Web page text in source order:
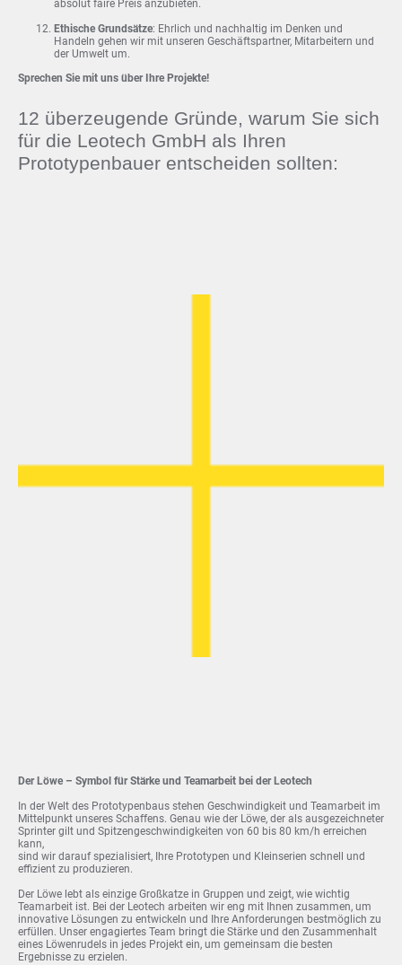
absolut faire Preis anzubieten.
Ethische Grundsätze: Ehrlich und nachhaltig im Denken und
Handeln gehen wir mit unseren Geschäftspartner, Mitarbeitern und
der Umwelt um.
Sprechen Sie mit uns über Ihre Projekte!
12 überzeugende Gründe, warum Sie sich
für die Leotech GmbH als Ihren
Prototypenbauer entscheiden sollten:
Der Löwe – Symbol für Stärke und Teamarbeit bei der Leotech
In der Welt des Prototypenbaus stehen Geschwindigkeit und Teamarbeit im
Mittelpunkt unseres Schaffens. Genau wie der Löwe, der als ausgezeichneter
Sprinter gilt und Spitzengeschwindigkeiten von 60 bis 80 km/h erreichen
kann,
sind wir darauf spezialisiert, Ihre Prototypen und Kleinserien schnell und
effizient zu produzieren.
Der Löwe lebt als einzige Großkatze in Gruppen und zeigt, wie wichtig
Teamarbeit ist. Bei der Leotech arbeiten wir eng mit Ihnen zusammen, um
innovative Lösungen zu entwickeln und Ihre Anforderungen bestmöglich zu
erfüllen. Unser engagiertes Team bringt die Stärke und den Zusammenhalt
eines Löwenrudels in jedes Projekt ein, um gemeinsam die besten
Ergebnisse zu erzielen.